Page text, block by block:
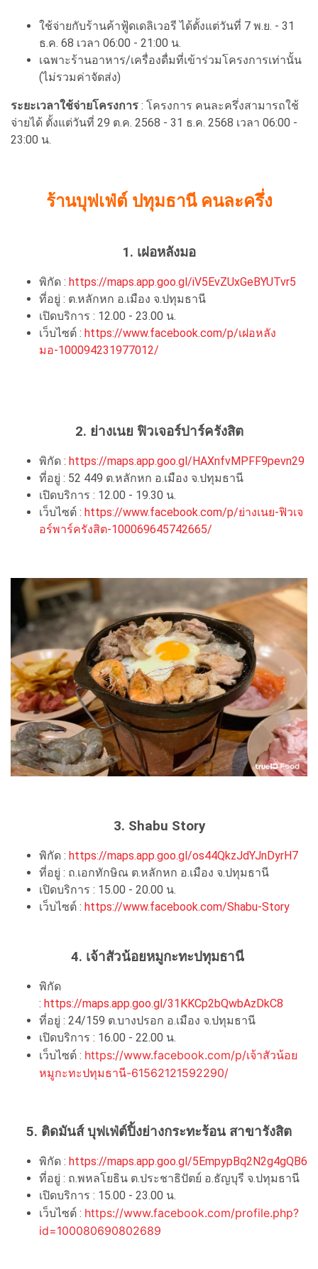
ใช้จ่ายกับร้านค้าฟู้ดเดลิเวอรี ได้ตั้งแต่วันที่ 7 พ.ย. - 31
ธ.ค. 68 เวลา 06:00 - 21:00 น.
เฉพาะร้านอาหาร/เครื่องดื่มที่เข้าร่วมโครงการเท่านั้น
(ไม่รวมค่าจัดส่ง)
ระยะเวลาใช้จ่ายโครงการ : โครงการ คนละครึ่งสามารถใช้
จ่ายได้ ตั้งแต่วันที่ 29 ต.ค. 2568 - 31 ธ.ค. 2568 เวลา 06:00 -
23:00 น.
ร้านบุฟเฟ่ต์ ปทุมธานี คนละครึ่ง
1. เฝอหลังมอ
พิกัด : https://maps.app.goo.gl/iV5EvZUxGeBYUTvr5
ที่อยู่ : ต.หลักหก อ.เมือง จ.ปทุมธานี
เปิดบริการ : 12.00 - 23.00 น.
เว็บไซต์ : https://www.facebook.com/p/เฝอหลัง
มอ-100094231977012/
2. ย่างเนย ฟิวเจอร์ปาร์ครังสิต
พิกัด : https://maps.app.goo.gl/HAXnfvMPFF9pevn29
ที่อยู่ : 52 449 ต.หลักหก อ.เมือง จ.ปทุมธานี
เปิดบริการ : 12.00 - 19.30 น.
เว็บไซต์ : https://www.facebook.com/p/ย่างเนย-ฟิวเจ
อร์พาร์ครังสิต-100069645742665/
3. Shabu Story
พิกัด : https://maps.app.goo.gl/os44QkzJdYJnDyrH7
ที่อยู่ : ถ.เอกทักษิณ ต.หลักหก อ.เมือง จ.ปทุมธานี
เปิดบริการ : 15.00 - 20.00 น.
เว็บไซต์ : https://www.facebook.com/Shabu-Story
4. เจ้าสัวน้อยหมูกะทะปทุมธานี
พิกัด
: https://maps.app.goo.gl/31KKCp2bQwbAzDkC8
ที่อยู่ : 24/159 ต.บางปรอก อ.เมือง จ.ปทุมธานี
เปิดบริการ : 16.00 - 22.00 น.
เว็บไซต์ : https://www.facebook.com/p/เจ้าสัวน้อย
หมูกะทะปทุมธานี-61562121592290/
5. ติดมันส์ บุฟเฟ่ต์ปิ้งย่างกระทะร้อน สาขารังสิต
พิกัด : https://maps.app.goo.gl/5EmpypBq2N2g4gQB6
ที่อยู่ : ถ.พหลโยธิน ต.ประชาธิปัตย์ อ.ธัญบุรี จ.ปทุมธานี
เปิดบริการ : 15.00 - 23.00 น.
เว็บไซต์ : https://www.facebook.com/profile.php?
id=100080690802689